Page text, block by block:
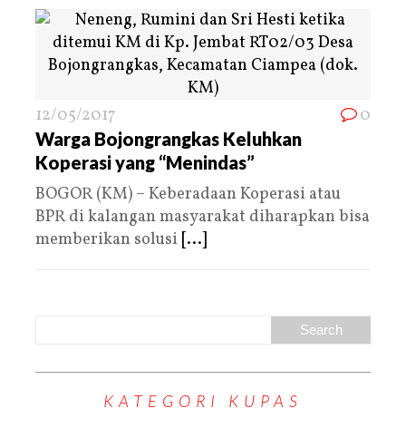
12/05/2017 0
Warga Bojongrangkas Keluhkan
Koperasi yang “Menindas”
BOGOR (KM) – Keberadaan Koperasi atau
BPR di kalangan masyarakat diharapkan bisa
memberikan solusi [...]
KATEGORI KUPAS